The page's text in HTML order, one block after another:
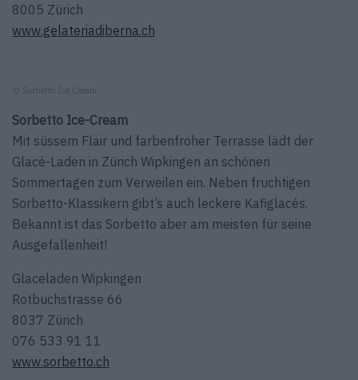
8005 Zürich
www.gelateriadiberna.ch
© Sorbetto Ice Cream
Sorbetto Ice-Cream
Mit süssem Flair und farbenfroher Terrasse lädt der
Glacé-Laden in Zürich Wipkingen an schönen
Sommertagen zum Verweilen ein. Neben fruchtigen
Sorbetto-Klassikern gibt’s auch leckere Kafiglacés.
Bekannt ist das Sorbetto aber am meisten für seine
Ausgefallenheit!
Glaceladen Wipkingen
Rotbuchstrasse 66
8037 Zürich
076 533 91 11
www.sorbetto.ch